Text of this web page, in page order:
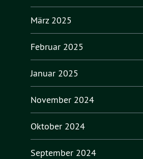
März 2025
Februar 2025
Januar 2025
November 2024
Oktober 2024
September 2024